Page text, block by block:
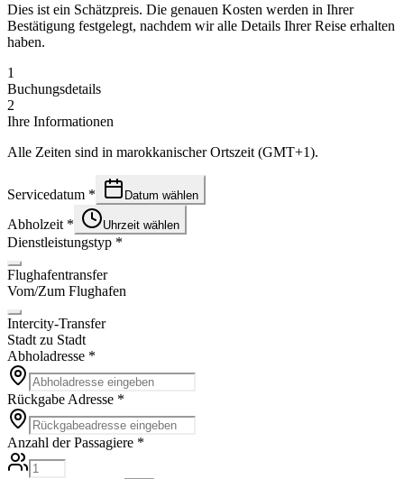
Dies ist ein Schätzpreis. Die genauen Kosten werden in Ihrer
Bestätigung festgelegt, nachdem wir alle Details Ihrer Reise erhalten
haben.
1
Buchungsdetails
2
Ihre Informationen
Alle Zeiten sind in marokkanischer Ortszeit (GMT+1).
Servicedatum * Datum wählen
Abholzeit * Uhrzeit wählen
Dienstleistungstyp *
Flughafentransfer
Vom/Zum Flughafen
Intercity-Transfer
Stadt zu Stadt
Abholadresse *
Rückgabe Adresse *
Anzahl der Passagiere *